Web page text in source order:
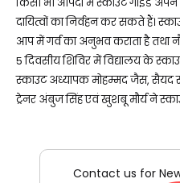
दायित्वों का निर्वहन कर सकते हैं।
आप में गर्व का अनुभव कराता है तथा
5 दिवसीय शिविर में विद्यालय के
स्काउट अध्यापक मोहम्मद जैस, सैयद
ट्रेनर अंबुज सिंह एवं खुशबू मौर्य ने
Contact us for